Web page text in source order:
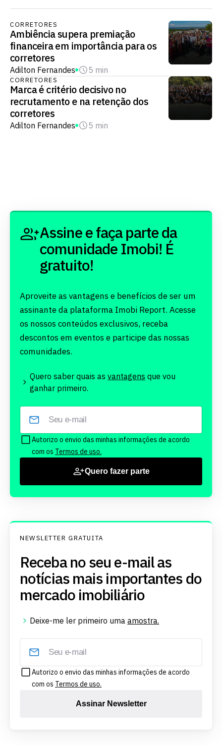
CORRETORES
Ambiência supera premiação
financeira em importância para os
corretores
Adilton Fernandes 5 min
CORRETORES
Marca é critério decisivo no
recrutamento e na retenção dos
corretores
Adilton Fernandes 5 min
Assine e faça parte da
comunidade Imobi! É
gratuito!
Aproveite as vantagens e benefícios de ser um
assinante da plataforma Imobi Report. Acesse
os nossos conteúdos exclusivos, receba
descontos em eventos e participe das nossas
comunidades.
Quero saber quais as vantagens que vou
ganhar primeiro.
Autorizo o envio das minhas informações de acordo
com os Termos de uso.
Quero fazer parte
NEWSLETTER GRATUITA
Receba no seu e-mail as
notícias mais importantes do
mercado imobiliário
Deixe-me ler primeiro uma amostra.
Autorizo o envio das minhas informações de acordo
com os Termos de uso.
Assinar Newsletter